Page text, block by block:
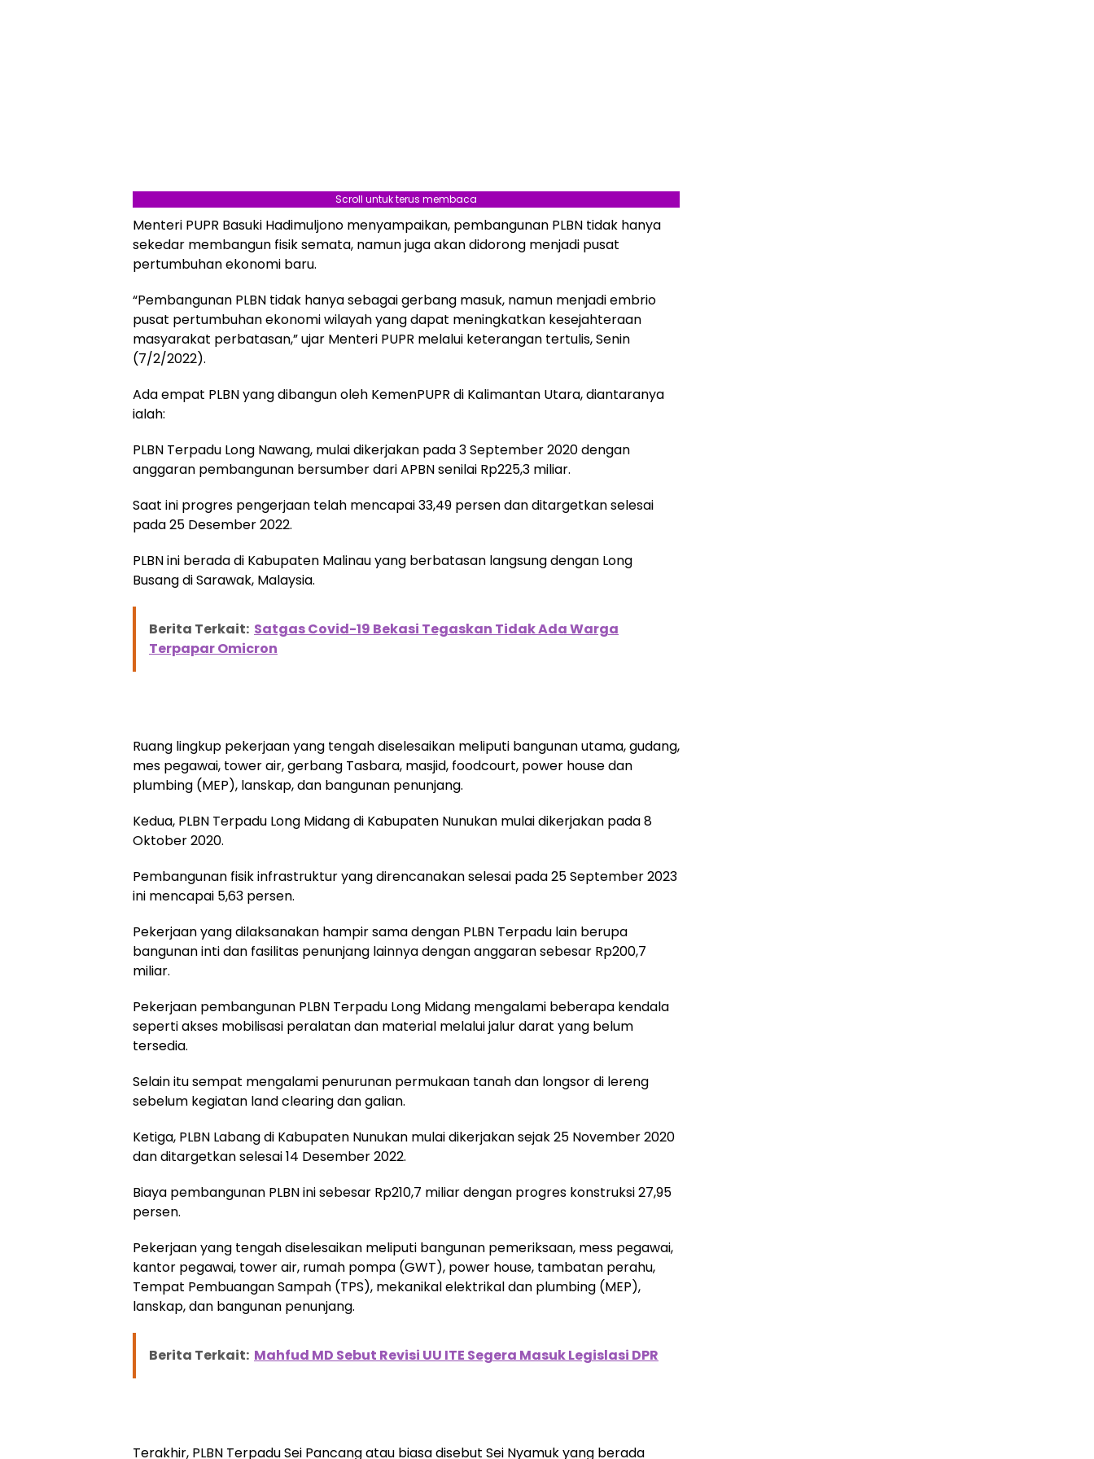
Scroll untuk terus membaca
Menteri PUPR Basuki Hadimuljono menyampaikan, pembangunan PLBN tidak hanya
sekedar membangun fisik semata, namun juga akan didorong menjadi pusat
pertumbuhan ekonomi baru.
“Pembangunan PLBN tidak hanya sebagai gerbang masuk, namun menjadi embrio
pusat pertumbuhan ekonomi wilayah yang dapat meningkatkan kesejahteraan
masyarakat perbatasan,” ujar Menteri PUPR melalui keterangan tertulis, Senin
(7/2/2022).
Ada empat PLBN yang dibangun oleh KemenPUPR di Kalimantan Utara, diantaranya
ialah:
PLBN Terpadu Long Nawang, mulai dikerjakan pada 3 September 2020 dengan
anggaran pembangunan bersumber dari APBN senilai Rp225,3 miliar.
Saat ini progres pengerjaan telah mencapai 33,49 persen dan ditargetkan selesai
pada 25 Desember 2022.
PLBN ini berada di Kabupaten Malinau yang berbatasan langsung dengan Long
Busang di Sarawak, Malaysia.
Berita Terkait: Satgas Covid-19 Bekasi Tegaskan Tidak Ada Warga
Terpapar Omicron
Ruang lingkup pekerjaan yang tengah diselesaikan meliputi bangunan utama, gudang,
mes pegawai, tower air, gerbang Tasbara, masjid, foodcourt, power house dan
plumbing (MEP), lanskap, dan bangunan penunjang.
Kedua, PLBN Terpadu Long Midang di Kabupaten Nunukan mulai dikerjakan pada 8
Oktober 2020.
Pembangunan fisik infrastruktur yang direncanakan selesai pada 25 September 2023
ini mencapai 5,63 persen.
Pekerjaan yang dilaksanakan hampir sama dengan PLBN Terpadu lain berupa
bangunan inti dan fasilitas penunjang lainnya dengan anggaran sebesar Rp200,7
miliar.
Pekerjaan pembangunan PLBN Terpadu Long Midang mengalami beberapa kendala
seperti akses mobilisasi peralatan dan material melalui jalur darat yang belum
tersedia.
Selain itu sempat mengalami penurunan permukaan tanah dan longsor di lereng
sebelum kegiatan land clearing dan galian.
Ketiga, PLBN Labang di Kabupaten Nunukan mulai dikerjakan sejak 25 November 2020
dan ditargetkan selesai 14 Desember 2022.
Biaya pembangunan PLBN ini sebesar Rp210,7 miliar dengan progres konstruksi 27,95
persen.
Pekerjaan yang tengah diselesaikan meliputi bangunan pemeriksaan, mess pegawai,
kantor pegawai, tower air, rumah pompa (GWT), power house, tambatan perahu,
Tempat Pembuangan Sampah (TPS), mekanikal elektrikal dan plumbing (MEP),
lanskap, dan bangunan penunjang.
Berita Terkait: Mahfud MD Sebut Revisi UU ITE Segera Masuk Legislasi DPR
Terakhir, PLBN Terpadu Sei Pancang atau biasa disebut Sei Nyamuk yang berada